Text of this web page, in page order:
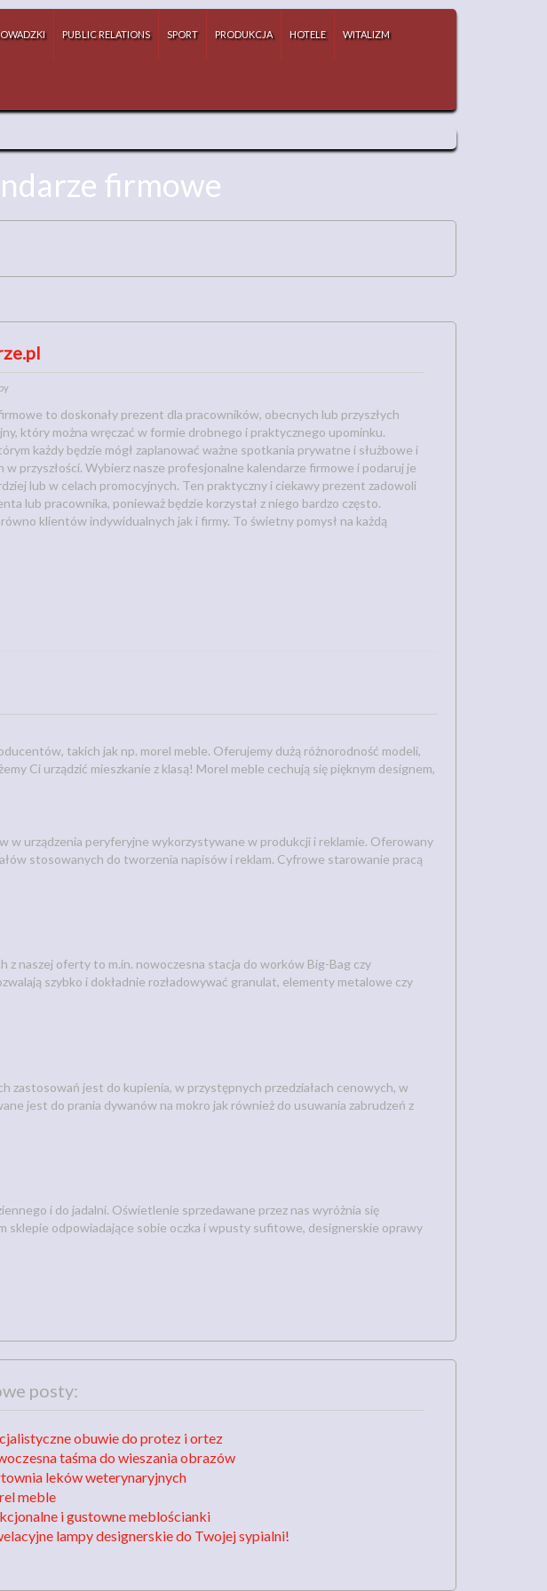
PUBLIC RELATIONS SPORT PRODUKCJA HOTELE WITALIZM
firmowe
to doskonały prezent dla pracowników, obecnych lub przyszłych
który można wręczać w formie drobnego i praktycznego upominku.
każdy będzie mógł zaplanować ważne spotkania prywatne i służbowe i
w przyszłości. Wybierz nasze profesjonalne kalendarze firmowe i podaruj je
lub w celach promocyjnych. Ten praktyczny i ciekawy prezent zadowoli
lub pracownika, ponieważ będzie korzystał z niego bardzo często.
klientów indywidualnych jak i firmy. To świetny pomysł na każdą
takich jak np. morel meble. Oferujemy dużą różnorodność modeli,
Ci urządzić mieszkanie z klasą! Morel meble cechują się pięknym designem,
w urządzenia peryferyjne wykorzystywane w produkcji i reklamie. Oferowany
stosowanych do tworzenia napisów i reklam. Cyfrowe starowanie pracą
naszej oferty to m.in. nowoczesna stacja do worków Big-Bag czy
szybko i dokładnie rozładowywać granulat, elementy metalowe czy
zastosowań jest do kupienia, w przystępnych przedziałach cenowych, w
jest do prania dywanów na mokro jak również do usuwania zabrudzeń z
i do jadalni. Oświetlenie sprzedawane przez nas wyróżnia się
sklepie odpowiadające sobie oczka i wpusty sufitowe, designerskie oprawy
posty:
obuwie do protez i ortez
taśma do wieszania obrazów
leków weterynaryjnych
meble
i gustowne meblościanki
lampy designerskie do Twojej sypialni!